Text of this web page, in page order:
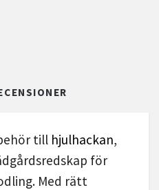
till hjulhackan,
för
Med rätt